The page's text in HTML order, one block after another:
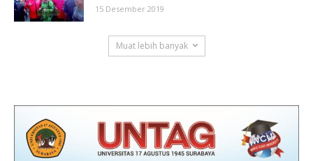
15 Desember 2019
Muat lebih banyak